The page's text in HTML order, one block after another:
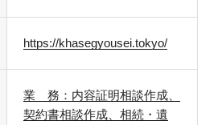
https://khasegyousei.tokyo/
業 務：内容証明相談作成、
契約書相談作成、相続・遺